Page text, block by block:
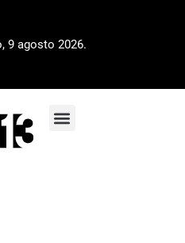
9 agosto 2026.